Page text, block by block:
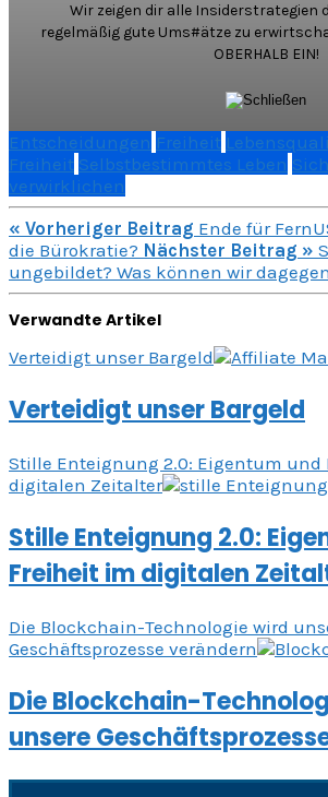
Wir zeigen dir alle Insiderstrategien
regelmäßig gute Ums#ätze zu
OBERHALB EIN!
Entscheidungen Freiheit
Freiheit Selbstbestimmtes Leben
verwirklichen
« Vorheriger Beitrag Ende für
die Bürokratie? Nächster Beitrag »
ungebildet? Was können wir
Verwandte Artikel
Verteidigt unser Bargeld
Verteidigt unser Bargeld
Stille Enteignung 2.0: Eigentum und
digitalen Zeitalter
Stille Enteignung 2.0:
Freiheit im digitalen
Die Blockchain-Technologie wird
Geschäftsprozesse verändern
Die Blockchain-
unsere